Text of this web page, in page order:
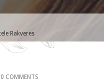
Rakveres
0 COMMENTS